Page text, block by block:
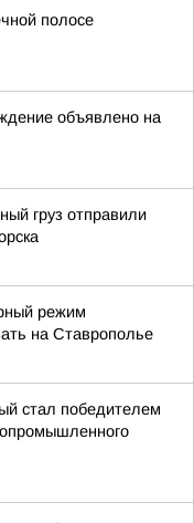
полосе
объявлено на
груз отправили
режим
на Ставрополье
стал победителем